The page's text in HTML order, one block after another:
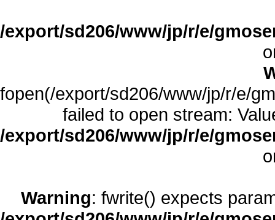
/export/sd206/www/jp/r/e/
fopen(/export/sd206/www/jp/r/e/
failed to open stream:
/export/sd206/www/jp/r/e/
Warning: fwrite() expects